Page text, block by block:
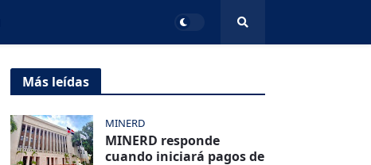
Más leídas
MINERD
MINERD responde
cuando iniciará pagos de